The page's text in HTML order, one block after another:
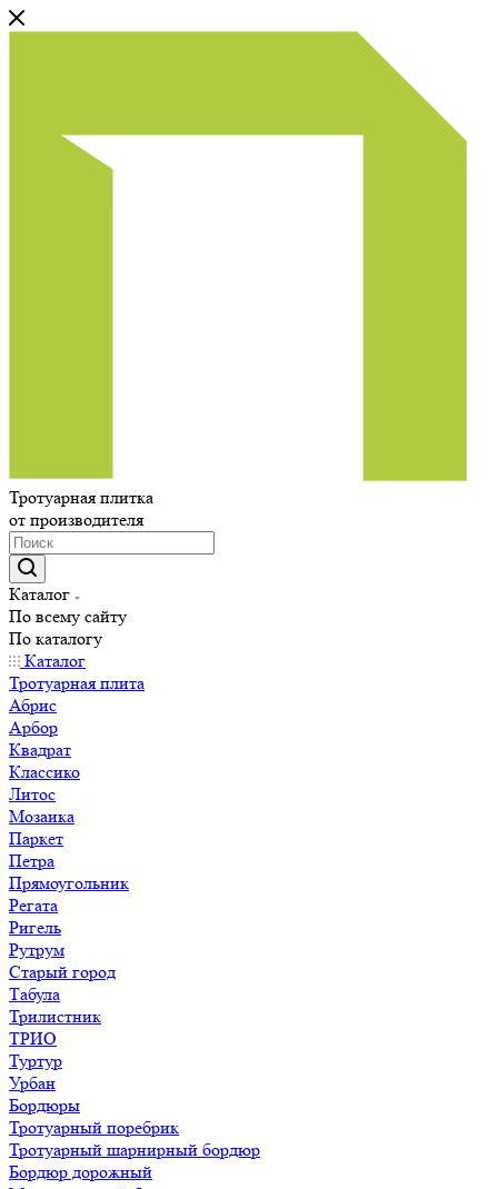
Тротуарная плитка
от производителя
Каталог
По всему сайту
По каталогу
Каталог
Тротуарная плита
Абрис
Арбор
Квадрат
Классико
Литос
Мозаика
Паркет
Петра
Прямоугольник
Регата
Ригель
Рутрум
Старый город
Табула
Трилистник
ТРИО
Туртур
Урбан
Бордюры
Тротуарный поребрик
Тротуарный шарнирный бордюр
Бордюр дорожный